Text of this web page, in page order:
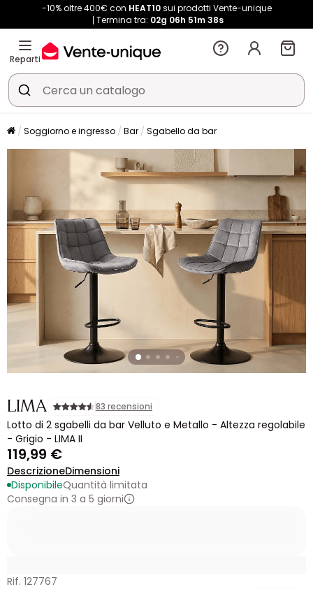
-10% oltre 400€ con HEAT10sui prodotti Vente-unique
Termina tra: 02g 06h 51m 38s
Reparti
Soggiorno e ingresso Bar Sgabello da bar
LIMA 83 recensioni
Lotto di 2 sgabelli da bar Velluto e Metallo - Altezza regolabile
- Grigio - LIMA II
119,99 €
DescrizioneDimensioni
DisponibileQuantità limitata
Consegna in 3 a 5 giorni
Rif. 127767